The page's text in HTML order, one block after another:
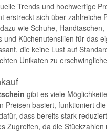
Trends und hochwertige
erstreckt sich über zahlreiche
wie Schuhe,
Küchenutensilien für das
die keine Lust auf
Unikaten zu
gibt es viele
Preisen basiert, funktioniert
dass bereits stark
Zugreifen, da die Stückzahlen